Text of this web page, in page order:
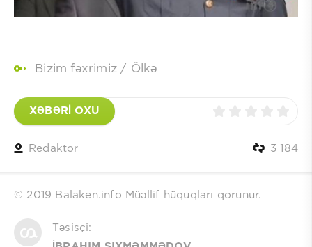
Bizim fəxrimiz / Ölkə
XƏBƏRİ OXU
Redaktor 3 184
© 2019 Balaken.info Müəllif hüquqları qorunur.
Təsisçi: